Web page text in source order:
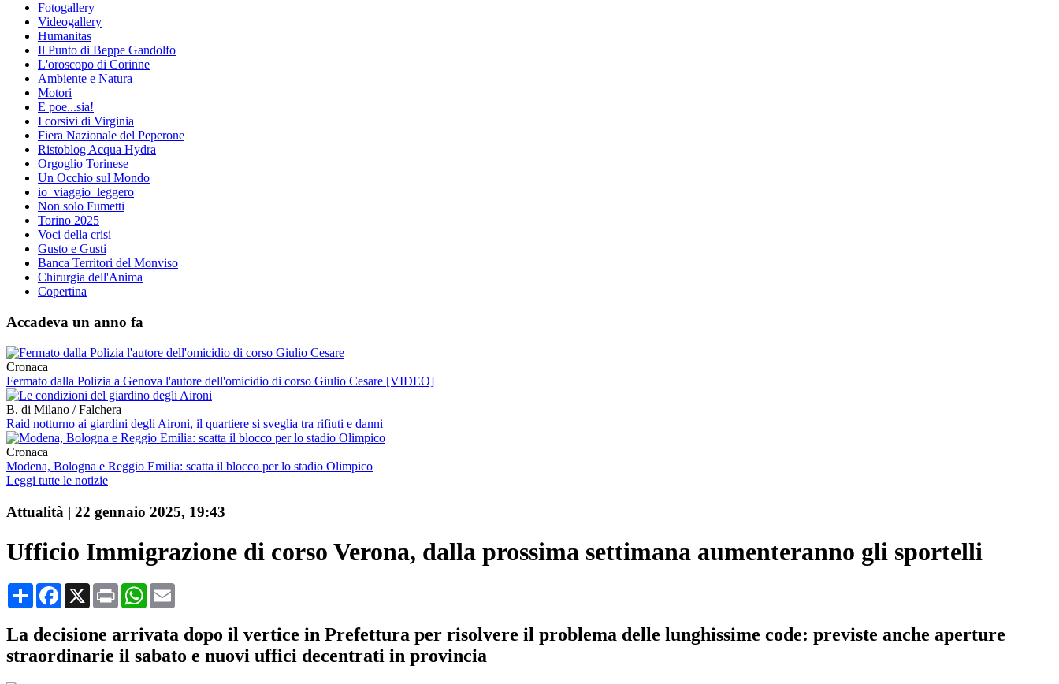
Fotogallery
Videogallery
Humanitas
Il Punto di Beppe Gandolfo
L'oroscopo di Corinne
Ambiente e Natura
Motori
E poe...sia!
I corsivi di Virginia
Fiera Nazionale del Peperone
Ristoblog Acqua Hydra
Orgoglio Torinese
Un Occhio sul Mondo
io_viaggio_leggero
Non solo Fumetti
Torino 2025
Voci della crisi
Gusto e Gusti
Banca Territori del Monviso
Chirurgia dell'Anima
Copertina
Accadeva un anno fa
Cronaca
Fermato dalla Polizia a Genova l'autore dell'omicidio di corso Giulio Cesare [VIDEO]
B. di Milano / Falchera
Raid notturno ai giardini degli Aironi, il quartiere si sveglia tra rifiuti e danni
Cronaca
Modena, Bologna e Reggio Emilia: scatta il blocco per lo stadio Olimpico
Leggi tutte le notizie
Attualità | 22 gennaio 2025, 19:43
Ufficio Immigrazione di corso Verona, dalla prossima settimana aumenteranno gli sportelli
CondividiFacebook
X Print WhatsApp
La decisione arrivata dopo il vertice in Prefettura per risolvere il problema delle lunghissime code: previste anche aperture
straordinarie il sabato e nuovi uffici decentrati in provincia